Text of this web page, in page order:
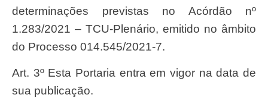
determinações previstas no Acórdão nº
1.283/2021 – TCU-Plenário, emitido no âmbito
do Processo 014.545/2021-7.
Art. 3º Esta Portaria entra em vigor na data de
sua publicação.